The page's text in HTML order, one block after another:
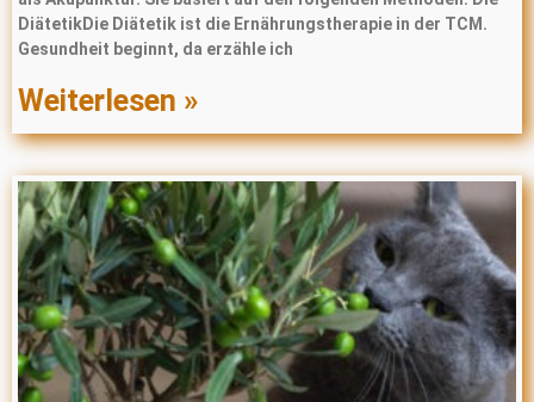
DiätetikDie Diätetik ist die Ernährungstherapie in der TCM.
Gesundheit beginnt, da erzähle ich
Weiterlesen »